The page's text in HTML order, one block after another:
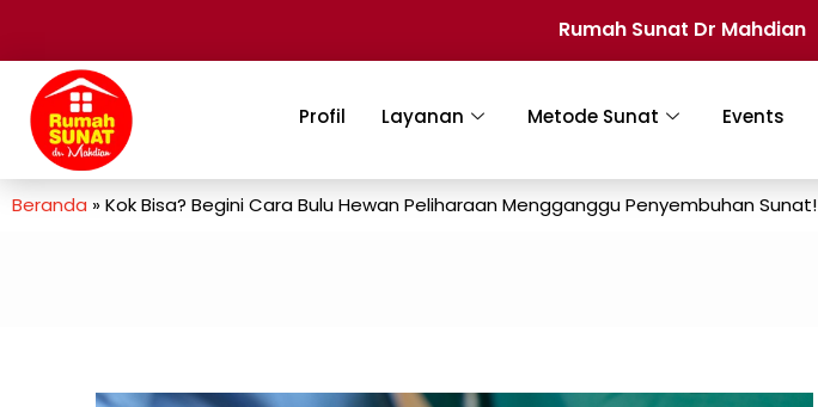
Rumah Sunat Dr Mahdian
Profil Layanan Metode Sunat Events
Beranda »Kok Bisa? Begini Cara Bulu Hewan Peliharaan Mengganggu Penyembuhan Sunat!